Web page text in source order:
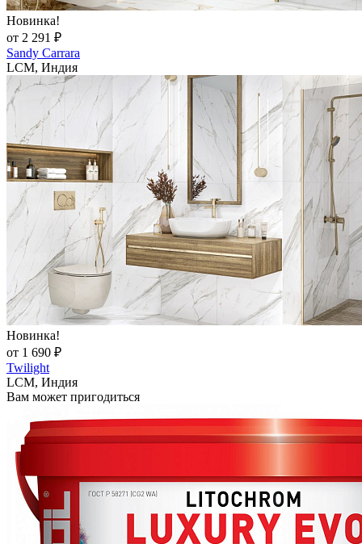
Новинка!
от 2 291 ₽
Sandy Carrara
LCM, Индия
Новинка!
от 1 690 ₽
Twilight
LCM, Индия
Вам может пригодиться